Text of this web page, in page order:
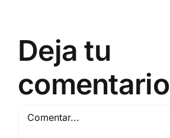
Deja tu
comentario